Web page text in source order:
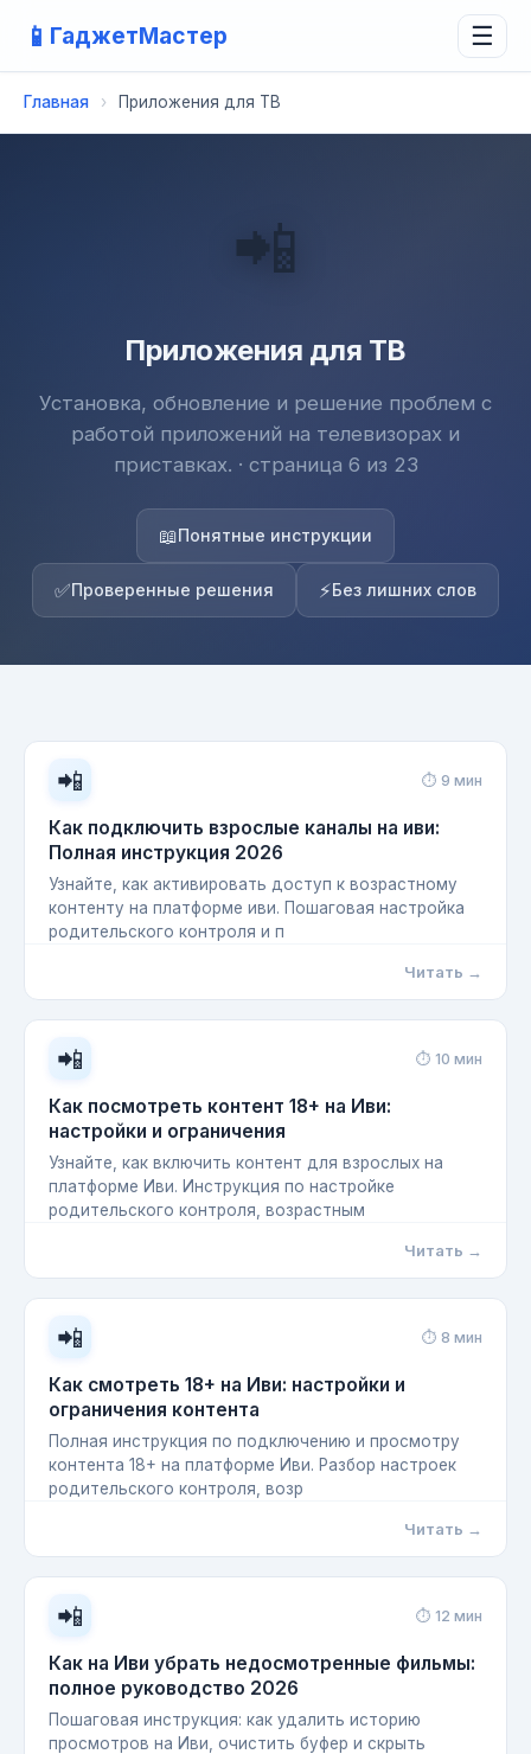
📱 ГаджетМастер ☰
Главная › Приложения для ТВ
📲
Приложения для ТВ
Установка, обновление и решение проблем с
работой приложений на телевизорах и
приставках. · страница 6 из 23
📖Понятные инструкции
✅Проверенные решения ⚡Без лишних слов
📲 ⏱ 9 мин
Как подключить взрослые каналы на иви:
Полная инструкция 2026
Узнайте, как активировать доступ к возрастному
контенту на платформе иви. Пошаговая настройка
родительского контроля и п
Читать →
📲 ⏱ 10 мин
Как посмотреть контент 18+ на Иви:
настройки и ограничения
Узнайте, как включить контент для взрослых на
платформе Иви. Инструкция по настройке
родительского контроля, возрастным
Читать →
📲 ⏱ 8 мин
Как смотреть 18+ на Иви: настройки и
ограничения контента
Полная инструкция по подключению и просмотру
контента 18+ на платформе Иви. Разбор настроек
родительского контроля, возр
Читать →
📲 ⏱ 12 мин
Как на Иви убрать недосмотренные фильмы:
полное руководство 2026
Пошаговая инструкция: как удалить историю
просмотров на Иви, очистить буфер и скрыть